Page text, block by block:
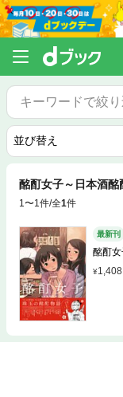
酩酊女子～日本酒酩
1〜1件/全1件
最新刊
酩酊
1,408